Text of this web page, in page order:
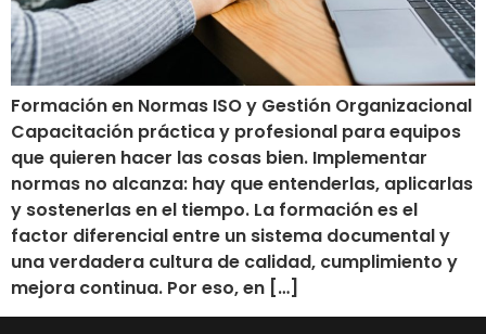
Formación en Normas ISO y Gestión Organizacional
Capacitación práctica y profesional para equipos
que quieren hacer las cosas bien. Implementar
normas no alcanza: hay que entenderlas, aplicarlas
y sostenerlas en el tiempo. La formación es el
factor diferencial entre un sistema documental y
una verdadera cultura de calidad, cumplimiento y
mejora continua. Por eso, en […]